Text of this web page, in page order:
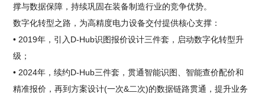
撑与数据保障，持续巩固在装备制造行业的竞争优势。
数字化转型之路，为高精度电力设备交付提供核心支撑：
• 2019年，引入D-Hub识图报价设计三件套，启动数字化转型升
级；
• 2024年，续约D-Hub三件套，贯通智能识图、智能查价配价和
精准报价，再到方案设计(一次&二次)的数据链路贯通，提升业务